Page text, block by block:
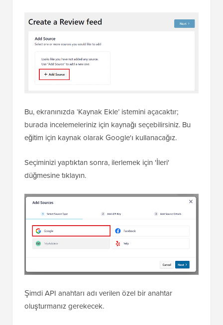
Bu, ekranınızda ‘Kaynak Ekle’ istemini açacaktır;
burada incelemeleriniz için kaynağı seçebilirsiniz. Bu
eğitim için kaynak olarak Google'ı kullanacağız.
Seçiminizi yaptıktan sonra, ilerlemek için 'İleri'
düğmesine tıklayın.
Şimdi API anahtarı adı verilen özel bir anahtar
oluşturmanız gerekecek.